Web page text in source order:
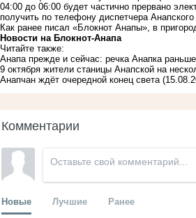
04:00 до 06:00 будет частично прервано
получить по телефону диспетчера
Как ранее писал «Блокнот Анапы», в
Новости на Блoкнoт-Анапа
Читайте также:
Анапа прежде и сейчас: речка Анапка
9 октября жители станицы Анапской на
Анапчан ждёт очередной конец света
Комментарии
Новые Лучшие Ранее